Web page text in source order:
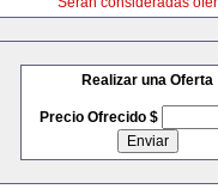
Realizar una Oferta
Precio Ofrecido $